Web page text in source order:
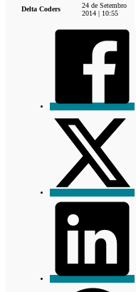
Delta Coders
24 de Setembro
2014 | 10:55